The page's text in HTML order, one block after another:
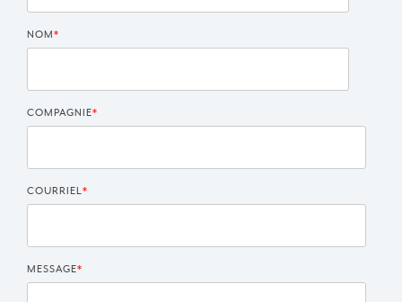
NOM*
COMPAGNIE*
COURRIEL*
MESSAGE*